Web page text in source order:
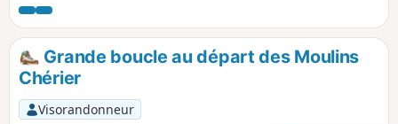
altitude, avec de très belles vues.
Balisage VTT rouge sur fond blanc.
Grande boucle au départ des Moulins
Chérier
Visorandonneur